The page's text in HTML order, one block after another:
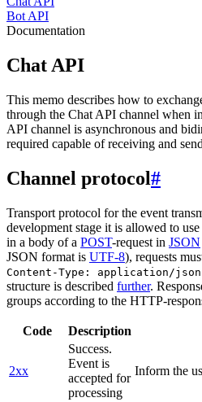
Bot API
Documentation
Chat API
This memo describes how to
through the Chat API channel when
API channel is asynchronous and
required capable of receiving and
Channel protocol#
Transport protocol for the event
development stage it is allowed to use
in a body of a POST-request in JSON
JSON format is UTF-8), requests
Content-Type: application/
structure is described further.
groups according to the HTTP-
Code Description
2xx
Success.
Event is
accepted for
processing
Inform the